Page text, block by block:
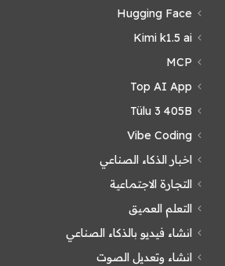
Hugging Face
Kimi k1.5 ai
MCP
Top AI App
Tülu 3 405B
Vibe Coding
اخبار الذكاء الصناعي
التجارة الاجتماعية
التعلم العميق
انشاء فيديو بالذكاء الصناعي
انشاء وتعديل الصوت